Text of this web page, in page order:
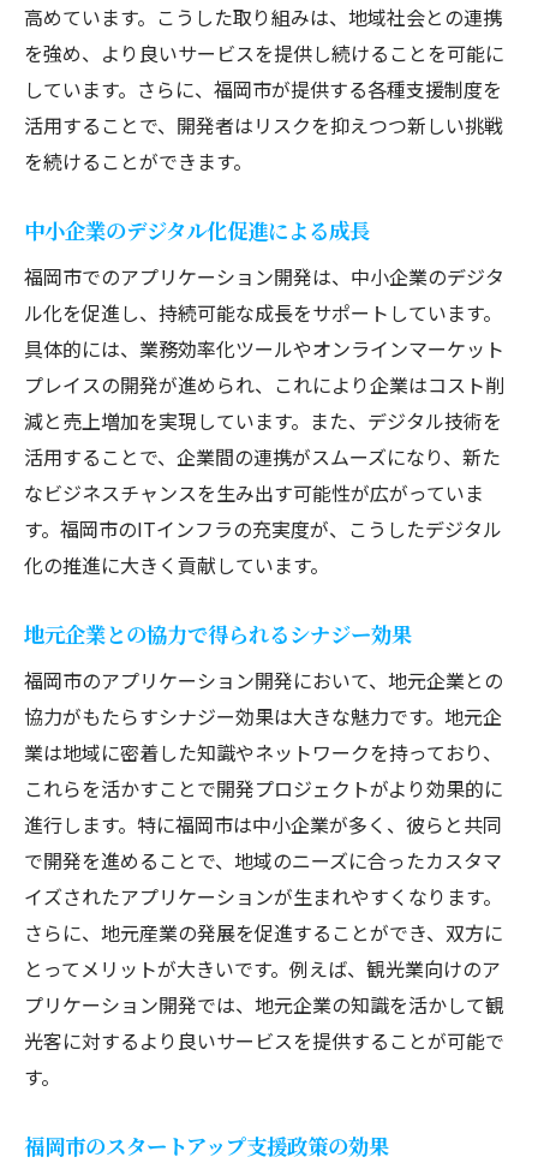
高めています。こうした取り組みは、地域社会との連携
を強め、より良いサービスを提供し続けることを可能に
しています。さらに、福岡市が提供する各種支援制度を
活用することで、開発者はリスクを抑えつつ新しい挑戦
を続けることができます。
中小企業のデジタル化促進による成長
福岡市でのアプリケーション開発は、中小企業のデジタ
ル化を促進し、持続可能な成長をサポートしています。
具体的には、業務効率化ツールやオンラインマーケット
プレイスの開発が進められ、これにより企業はコスト削
減と売上増加を実現しています。また、デジタル技術を
活用することで、企業間の連携がスムーズになり、新た
なビジネスチャンスを生み出す可能性が広がっていま
す。福岡市のITインフラの充実度が、こうしたデジタル
化の推進に大きく貢献しています。
地元企業との協力で得られるシナジー効果
福岡市のアプリケーション開発において、地元企業との
協力がもたらすシナジー効果は大きな魅力です。地元企
業は地域に密着した知識やネットワークを持っており、
これらを活かすことで開発プロジェクトがより効果的に
進行します。特に福岡市は中小企業が多く、彼らと共同
で開発を進めることで、地域のニーズに合ったカスタマ
イズされたアプリケーションが生まれやすくなります。
さらに、地元産業の発展を促進することができ、双方に
とってメリットが大きいです。例えば、観光業向けのア
プリケーション開発では、地元企業の知識を活かして観
光客に対するより良いサービスを提供することが可能で
す。
福岡市のスタートアップ支援政策の効果